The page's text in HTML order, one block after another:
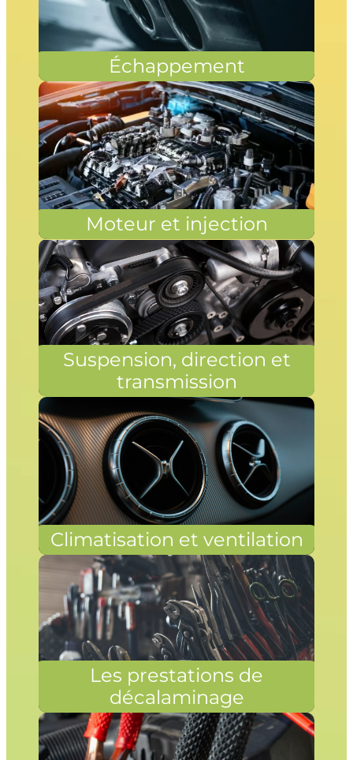
Échappement
Moteur et injection
Suspension, direction et
transmission
Climatisation et ventilation
Les prestations de
décalaminage